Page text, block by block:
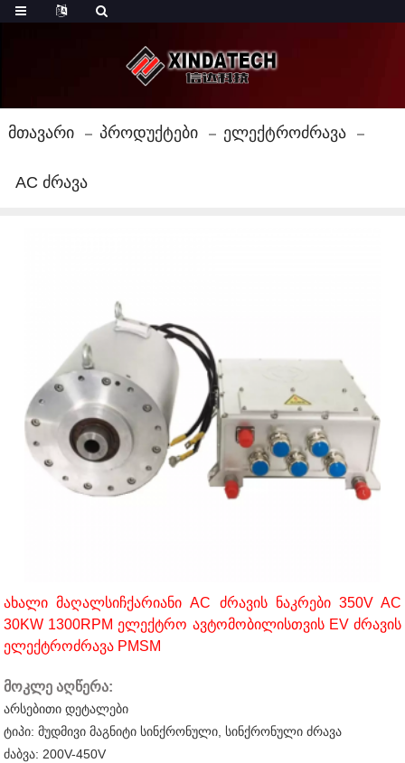
Მთავარი Პროდუქტები Ელექტროძრავა
AC Ძრავა
Ახალი Მაღალსიჩქარიანი AC Ძრავის Ნაკრები 350V AC
30KW 1300RPM Ელექტრო Ავტომობილისთვის EV Ძრავის
Ელექტროძრავა PMSM
მოკლე აღწერა:
არსებითი დეტალები
ტიპი: მუდმივი მაგნიტი სინქრონული, სინქრონული ძრავა
ძაბვა: 200V-450V